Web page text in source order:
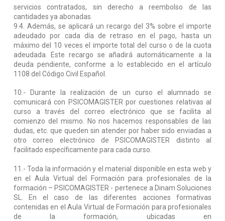
servicios contratados, sin derecho a reembolso de las
cantidades ya abonadas.
9.4. Además, se aplicará un recargo del 3% sobre el importe
adeudado por cada día de retraso en el pago, hasta un
máximo del 10 veces el importe total del curso o de la cuota
adeudada. Este recargo se añadirá automáticamente a la
deuda pendiente, conforme a lo establecido en el artículo
1108 del Código Civil Español.
10.- Durante la realización de un curso el alumnado se
comunicará con PSICOMAGISTER por cuestiones relativas al
curso a través del correo electrónico que se facilita al
comienzo del mismo. No nos hacemos responsables de las
dudas, etc. que queden sin atender por haber sido enviadas a
otro correo electrónico de PSICOMAGISTER distinto al
facilitado específicamente para cada curso.
11.- Toda la información y el material disponible en esta web y
en el Aula Virtual del Formación para profesionales de la
formación – PSICOMAGISTER - pertenece a Dinam Soluciones
SL. En el caso de las diferentes acciones formativas
contenidas en el Aula Virtual de Formación para profesionales
de la formación, ubicadas en